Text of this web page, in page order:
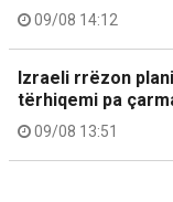
09/08 14:12
Izraeli rrëzon
tërhiqemi pa
09/08 13:51